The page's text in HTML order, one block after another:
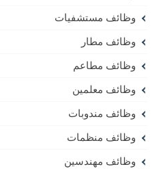
وظائف مستشفيات
وظائف مطار
وظائف مطاعم
وظائف معلمين
وظائف مندوبات
وظائف منظمات
وظائف مهندسين